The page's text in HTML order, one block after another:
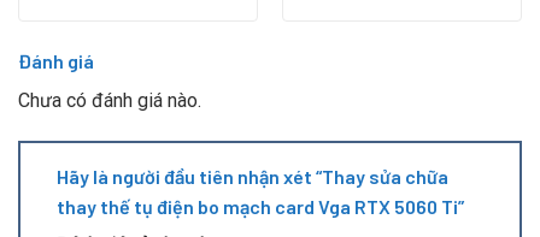
Đánh giá
Chưa có đánh giá nào.
Hãy là người đầu tiên nhận xét “Thay sửa chữa
thay thế tụ điện bo mạch card Vga RTX 5060 Ti”